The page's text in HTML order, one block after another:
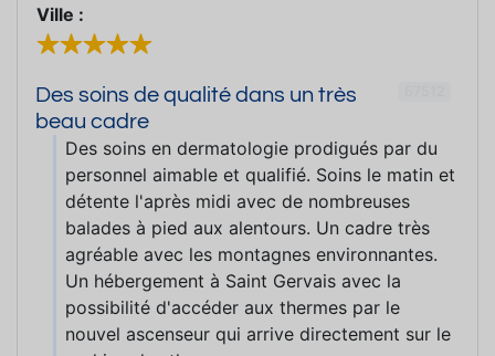
Ville :
Des soins de qualité dans un très
beau cadre
Des soins en dermatologie prodigués par du
personnel aimable et qualifié. Soins le matin et
détente l'après midi avec de nombreuses
balades à pied aux alentours. Un cadre très
agréable avec les montagnes environnantes.
Un hébergement à Saint Gervais avec la
possibilité d'accéder aux thermes par le
nouvel ascenseur qui arrive directement sur le